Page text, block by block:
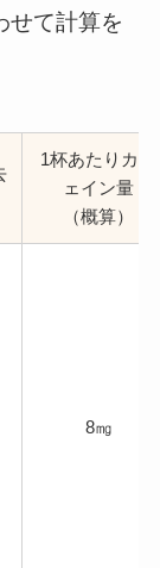
せて計算を
1杯あたりカフ
ェイン量
（概算）
8㎎